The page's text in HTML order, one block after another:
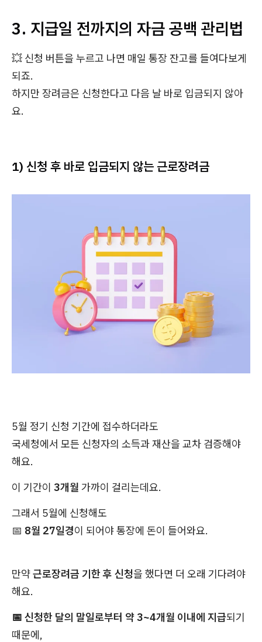
3. 지급일 전까지의 자금 공백 관리법
💥 신청 버튼을 누르고 나면 매일 통장 잔고를 들여다보게
되죠.
하지만 장려금은 신청한다고 다음 날 바로 입금되지 않아
요.
1) 신청 후 바로 입금되지 않는 근로장려금
5월 정기 신청 기간에 접수하더라도
국세청에서 모든 신청자의 소득과 재산을 교차 검증해야
해요.
이 기간이 3개월 가까이 걸리는데요.
그래서 5월에 신청해도
📅 8월 27일경이 되어야 통장에 돈이 들어와요.
만약근로장려금 기한 후 신청을 했다면 더 오래 기다려야
해요.
📅 신청한 달의 말일로부터 약 3~4개월 이내에 지급되기
때문에,